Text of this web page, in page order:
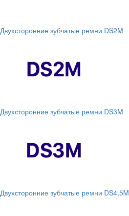
Двухсторонние зубчатые ремни DS2M
Двухсторонние зубчатые ремни DS3M
Двухсторонние зубчатые ремни DS4,5M